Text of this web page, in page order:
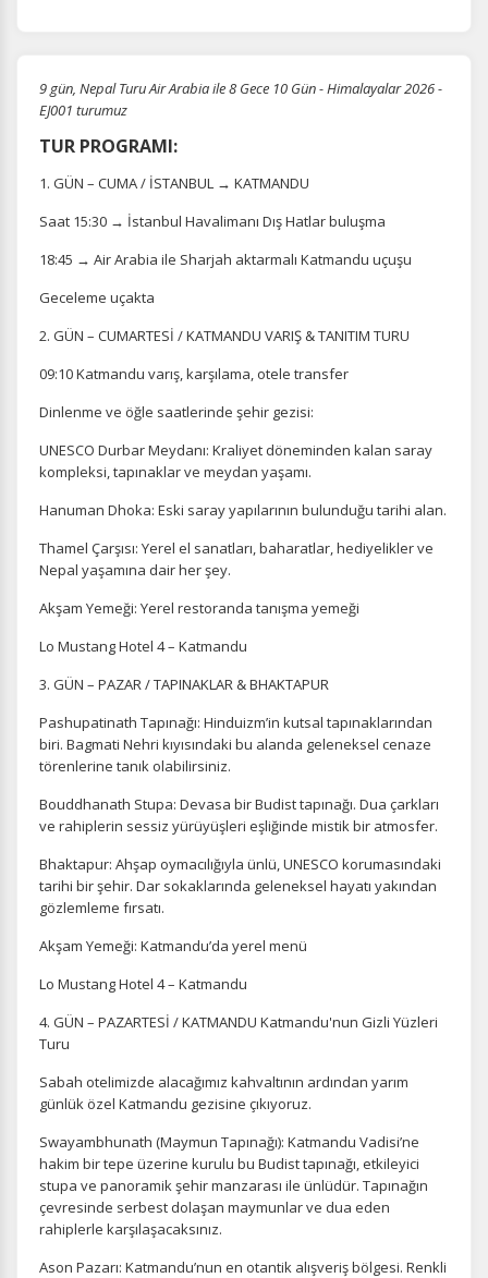
9 gün, Nepal Turu Air Arabia ile 8 Gece 10 Gün - Himalayalar 2026 -
EJ001 turumuz
TUR PROGRAMI:
1. GÜN – CUMA / İSTANBUL → KATMANDU
Saat 15:30 → İstanbul Havalimanı Dış Hatlar buluşma
18:45 → Air Arabia ile Sharjah aktarmalı Katmandu uçuşu
Geceleme uçakta
2. GÜN – CUMARTESİ / KATMANDU VARIŞ & TANITIM TURU
09:10 Katmandu varış, karşılama, otele transfer
Dinlenme ve öğle saatlerinde şehir gezisi:
UNESCO Durbar Meydanı: Kraliyet döneminden kalan saray
kompleksi, tapınaklar ve meydan yaşamı.
Hanuman Dhoka: Eski saray yapılarının bulunduğu tarihi alan.
Thamel Çarşısı: Yerel el sanatları, baharatlar, hediyelikler ve
Nepal yaşamına dair her şey.
Akşam Yemeği: Yerel restoranda tanışma yemeği
Lo Mustang Hotel 4 – Katmandu
3. GÜN – PAZAR / TAPINAKLAR & BHAKTAPUR
Pashupatinath Tapınağı: Hinduizm’in kutsal tapınaklarından
biri. Bagmati Nehri kıyısındaki bu alanda geleneksel cenaze
törenlerine tanık olabilirsiniz.
Bouddhanath Stupa: Devasa bir Budist tapınağı. Dua çarkları
ve rahiplerin sessiz yürüyüşleri eşliğinde mistik bir atmosfer.
Bhaktapur: Ahşap oymacılığıyla ünlü, UNESCO korumasındaki
tarihi bir şehir. Dar sokaklarında geleneksel hayatı yakından
gözlemleme fırsatı.
Akşam Yemeği: Katmandu’da yerel menü
Lo Mustang Hotel 4 – Katmandu
4. GÜN – PAZARTESİ / KATMANDU Katmandu'nun Gizli Yüzleri
Turu
Sabah otelimizde alacağımız kahvaltının ardından yarım
günlük özel Katmandu gezisine çıkıyoruz.
Swayambhunath (Maymun Tapınağı): Katmandu Vadisi’ne
hakim bir tepe üzerine kurulu bu Budist tapınağı, etkileyici
stupa ve panoramik şehir manzarası ile ünlüdür. Tapınağın
çevresinde serbest dolaşan maymunlar ve dua eden
rahiplerle karşılaşacaksınız.
Ason Pazarı: Katmandu’nun en otantik alışveriş bölgesi. Renkli